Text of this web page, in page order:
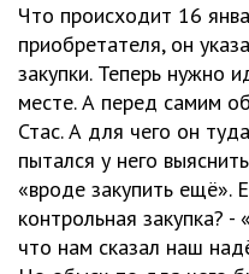
Что происходит 16
приобретателя, он
закупки. Теперь нужно
месте. А перед самим
Стас. А для чего он
пытался у него
«вроде закупить ещё».
контрольная закупка?
что нам сказал наш